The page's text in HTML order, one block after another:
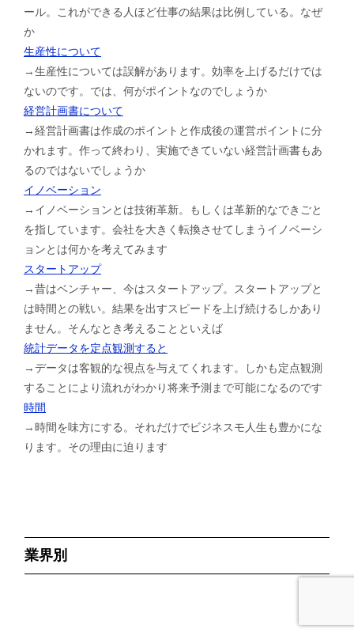
ール。これができる人ほど仕事の結果は比例している。なぜ
か
生産性について
→生産性については誤解があります。効率を上げるだけでは
ないのです。では、何がポイントなのでしょうか
経営計画書について
→経営計画書は作成のポイントと作成後の運営ポイントに分
かれます。作って終わり、実施できていない経営計画書もあ
るのではないでしょうか
イノベーション
→イノベーションとは技術革新。もしくは革新的なできごと
を指しています。会社を大きく転換させてしまうイノベーシ
ョンとは何かを考えてみます
スタートアップ
→昔はベンチャー、今はスタートアップ。スタートアップと
は時間との戦い。結果を出すスピードを上げ続けるしかあり
ません。そんなとき考えることといえば
統計データを定点観測すると
→データは客観的な視点を与えてくれます。しかも定点観測
することにより流れがわかり将来予測まで可能になるのです
時間
→時間を味方にする。それだけでビジネスモ人生も豊かにな
ります。その理由に迫ります
業界別